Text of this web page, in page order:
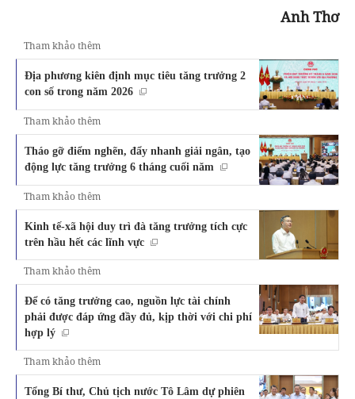
Anh Thơ
Tham khảo thêm
Địa phương kiên định mục tiêu tăng trưởng 2
con số trong năm 2026
Tham khảo thêm
Tháo gỡ điểm nghẽn, đẩy nhanh giải ngân, tạo
động lực tăng trưởng 6 tháng cuối năm
Tham khảo thêm
Kinh tế-xã hội duy trì đà tăng trưởng tích cực
trên hầu hết các lĩnh vực
Tham khảo thêm
Để có tăng trưởng cao, nguồn lực tài chính
phải được đáp ứng đầy đủ, kịp thời với chi phí
hợp lý
Tham khảo thêm
Tổng Bí thư, Chủ tịch nước Tô Lâm dự phiên